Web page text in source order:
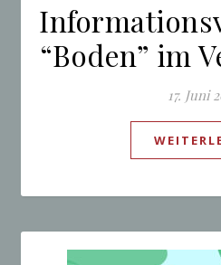
“Boden” im
17. Juni